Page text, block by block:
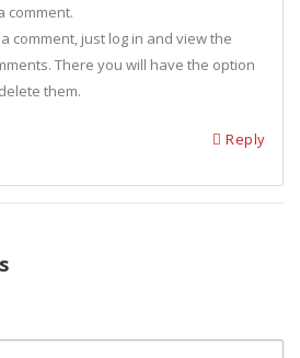
comment.
comment, just log in and view the
There you will have the option
them.
Reply